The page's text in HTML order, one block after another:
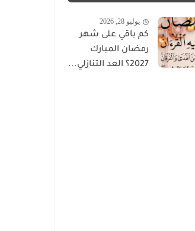
يوليو 28, 2026
كم باقي على شهر
رمضان المبارك
2027؟ العد التنازلي...